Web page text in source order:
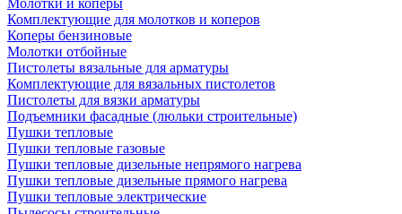
Молотки и коперы
Комплектующие для молотков и коперов
Коперы бензиновые
Молотки отбойные
Пистолеты вязальные для арматуры
Комплектующие для вязальных пистолетов
Пистолеты для вязки арматуры
Подъемники фасадные (люльки строительные)
Пушки тепловые
Пушки тепловые газовые
Пушки тепловые дизельные непрямого нагрева
Пушки тепловые дизельные прямого нагрева
Пушки тепловые электрические